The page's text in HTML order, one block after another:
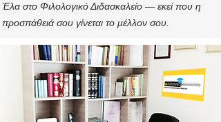
Έλα στο Φιλολογικό Διδασκαλείο — εκεί που η
προσπάθειά σου γίνεται το μέλλον σου.